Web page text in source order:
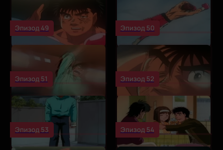
Эпизод 49 Эпизод 50
Эпизод 51 Эпизод 52
Эпизод 53 Эпизод 54